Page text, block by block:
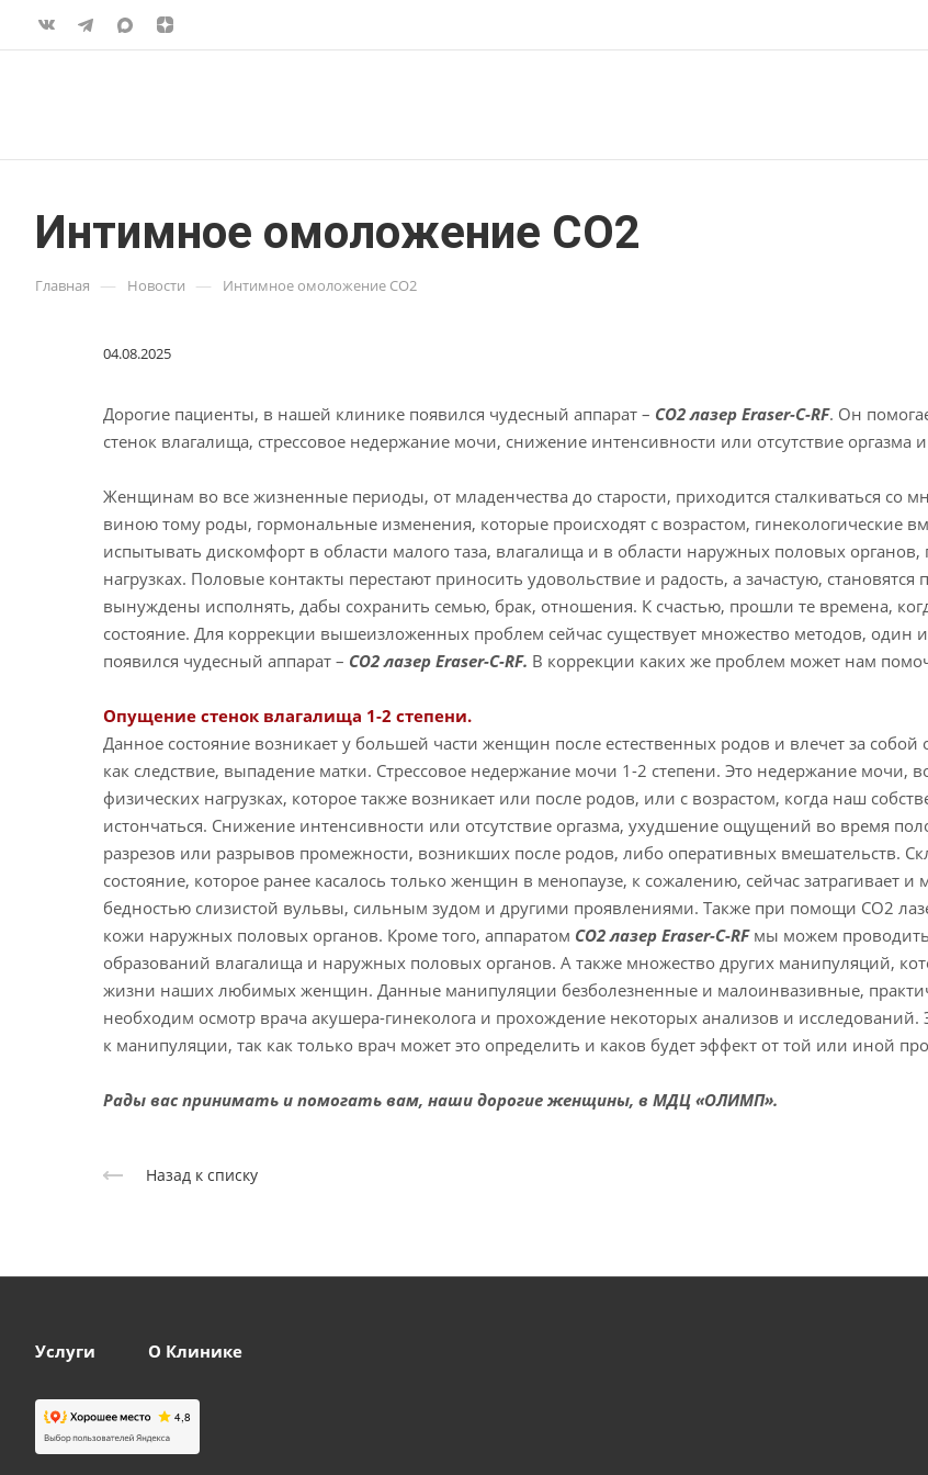
Интимное омоложение CO2
Главная — Новости — Интимное омоложение CO2
04.08.2025
Дорогие пациенты, в нашей клинике появился чудесный аппарат – СО2 лазер Eraser-C-RF. Он
стенок влагалища, стрессовое недержание мочи, снижение интенсивности или отсутствие оргазма
Женщинам во все жизненные периоды, от младенчества до старости, приходится сталкиваться со
виною тому роды, гормональные изменения, которые происходят с возрастом, гинекологические
испытывать дискомфорт в области малого таза, влагалища и в области наружных половых
нагрузках. Половые контакты перестают приносить удовольствие и радость, а зачастую,
вынуждены исполнять, дабы сохранить семью, брак, отношения. К счастью, прошли те времена,
состояние. Для коррекции вышеизложенных проблем сейчас существует множество методов, один
появился чудесный аппарат – СО2 лазер Eraser-C-RF. В коррекции каких же проблем может нам
Опущение стенок влагалища 1-2 степени.
Данное состояние возникает у большей части женщин после естественных родов и влечет за
как следствие, выпадение матки. Стрессовое недержание мочи 1-2 степени. Это недержание
физических нагрузках, которое также возникает или после родов, или с возрастом, когда наш
истончаться. Снижение интенсивности или отсутствие оргазма, ухудшение ощущений во время
разрезов или разрывов промежности, возникших после родов, либо оперативных вмешательств.
состояние, которое ранее касалось только женщин в менопаузе, к сожалению, сейчас затрагивает
бедностью слизистой вульвы, сильным зудом и другими проявлениями. Также при помощи СО2
кожи наружных половых органов. Кроме того, аппаратом СО2 лазер Eraser-C-RFмы можем проводить
образований влагалища и наружных половых органов. А также множество других манипуляций,
жизни наших любимых женщин. Данные манипуляции безболезненные и малоинвазивные,
необходим осмотр врача акушера-гинеколога и прохождение некоторых анализов и
к манипуляции, так как только врач может это определить и каков будет эффект от той или иной
Рады вас принимать и помогать вам, наши дорогие женщины, в МДЦ «ОЛИМП».
Назад к списку
Услуги О Клинике